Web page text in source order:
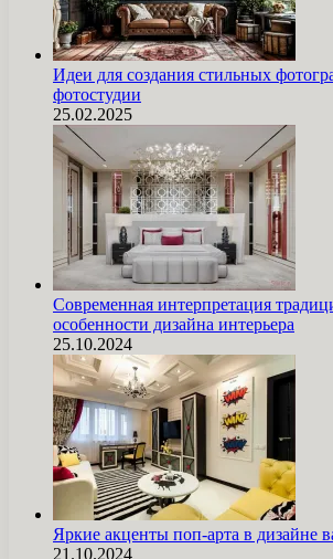
Идеи для создания стильных
фотостудии
25.02.2025
Современная интерпретация
особенности дизайна интерьера
25.10.2024
Яркие акценты поп-арта в дизайне
21.10.2024